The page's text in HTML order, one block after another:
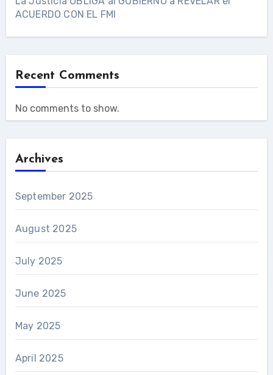
ACUERDO CON EL FMI
Recent Comments
No comments to show.
Archives
September 2025
August 2025
July 2025
June 2025
May 2025
April 2025